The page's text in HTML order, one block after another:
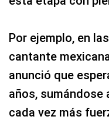
Por ejemplo, en
cantante
anunció que
años, sumándose
cada vez más